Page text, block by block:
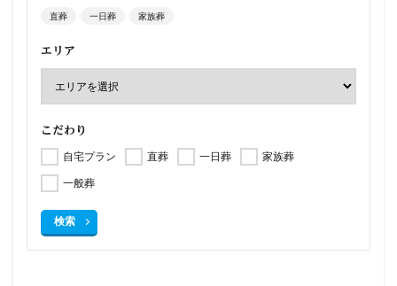
直葬 一日葬 家族葬
エリア
こだわり
自宅プラン 直葬 一日葬
家族葬
一般葬
検索